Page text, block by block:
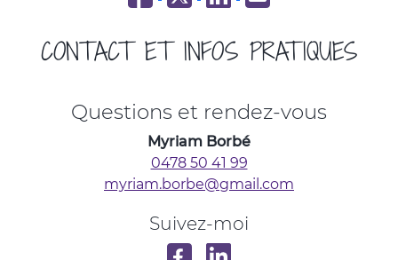
CONTACT ET INFOS PRATIQUES
Questions et rendez-vous
Myriam Borbé
0478 50 41 99
myriam.borbe@gmail.com
Suivez-moi
Apaiser et Oser sur Facebook
Mon profil LinkedIn